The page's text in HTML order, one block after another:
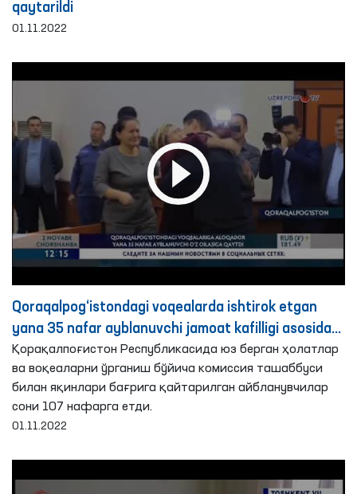
qaytarildi
01.11.2022
Qoraqalpog‘istondagi voqealarda ishtirok etgan
yana 35 nafar ayblanuvchi jamoat kafilligi asosida
o‘z oilasi bag‘riga qaytarildi
Қорақалпоғистон Республикасида юз берган ҳолатлар
ва воқеаларни ўрганиш бўйича комиссия ташаббуси
билан яқинлари бағрига қайтарилган айбланувчилар
сони 107 нафарга етди.
01.11.2022